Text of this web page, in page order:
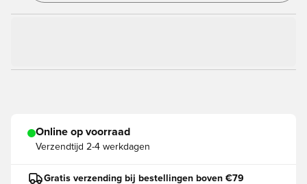
Online op voorraad
Verzendtijd 2-4 werkdagen
Gratis verzending bij bestellingen boven €79